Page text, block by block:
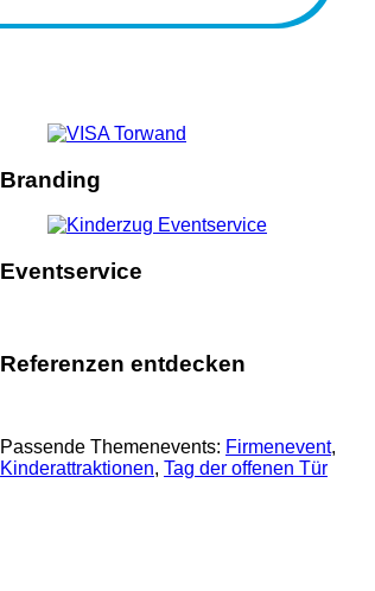
Branding
Eventservice
Referenzen entdecken
Passende Themenevents: Firmenevent
Kinderattraktionen, Tag der offenen Tür